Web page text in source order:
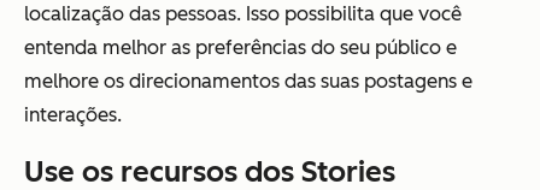
localização das pessoas. Isso possibilita que você
entenda melhor as preferências do seu público e
melhore os direcionamentos das suas postagens e
interações.
Use os recursos dos Stories